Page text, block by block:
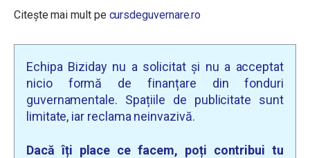
Citește mai mult pe cursdeguvernare.ro
Echipa Biziday nu a solicitat și nu a acceptat
nicio formă de finanțare din fonduri
guvernamentale. Spațiile de publicitate sunt
limitate, iar reclama neinvazivă.
Dacă îți place ce facem, poți contribui tu